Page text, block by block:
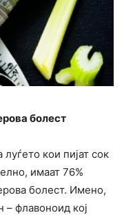
болест
кои пијат сок
имаат 76%
болест. Имено,
– флавоноид кој